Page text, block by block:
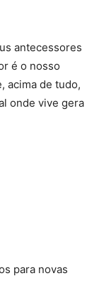
antecessores
é o nosso
acima de tudo,
onde vive gera
para novas